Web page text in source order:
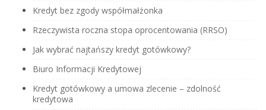
Kredyt bez zgody współmałżonka
Rzeczywista roczna stopa oprocentowania (RRSO)
Jak wybrać najtańszy kredyt gotówkowy?
Biuro Informacji Kredytowej
Kredyt gotówkowy a umowa zlecenie – zdolność
kredytowa